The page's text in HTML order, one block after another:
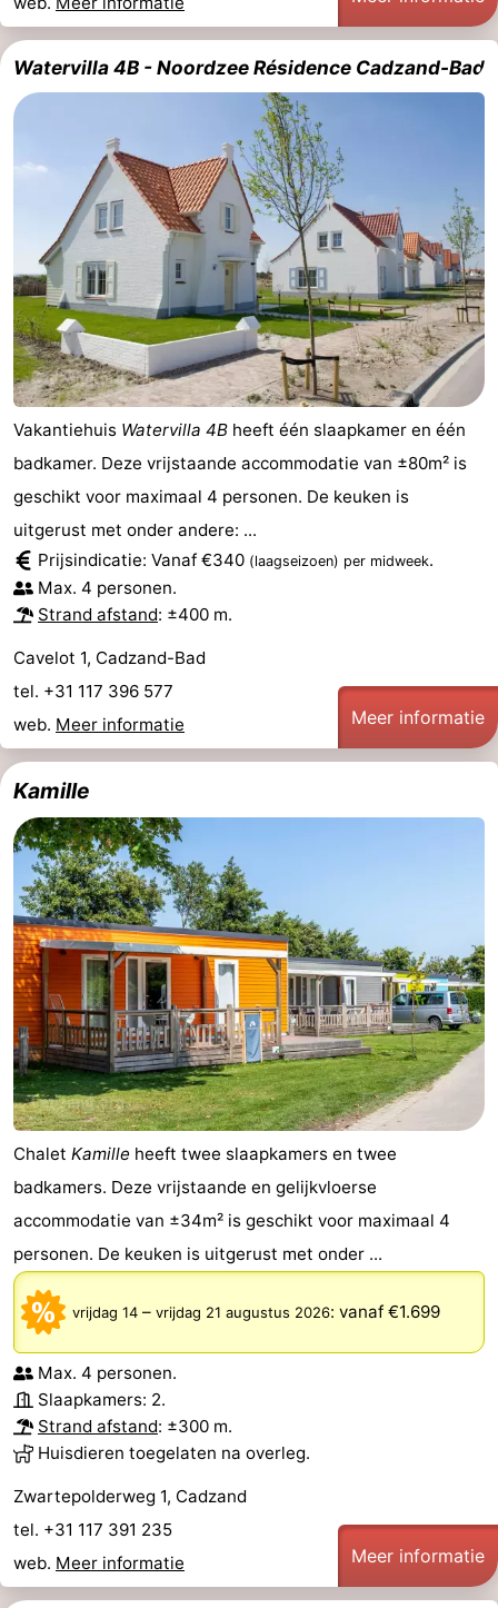
Watervilla 4B - Noordzee Résidence Cadzand-Bad
Vakantiehuis Watervilla 4B heeft één slaapkamer en één
badkamer. Deze vrijstaande accommodatie van ±80m² is
geschikt voor maximaal 4 personen. De keuken is
uitgerust met onder andere: ...
Prijsindicatie: Vanaf €340 (laagseizoen) per midweek.
Max. 4 personen.
Strand afstand: ±400 m.
Cavelot 1, Cadzand-Bad
tel. +31 117 396 577
web. Meer informatie Meer informatie
Kamille
Chalet Kamille heeft twee slaapkamers en twee
badkamers. Deze vrijstaande en gelijkvloerse
accommodatie van ±34m² is geschikt voor maximaal 4
personen. De keuken is uitgerust met onder ...
vrijdag 14 – vrijdag 21 augustus 2026: vanaf €1.699
Max. 4 personen.
Slaapkamers: 2.
Strand afstand: ±300 m.
Huisdieren toegelaten na overleg.
Zwartepolderweg 1, Cadzand
tel. +31 117 391 235
web. Meer informatie Meer informatie